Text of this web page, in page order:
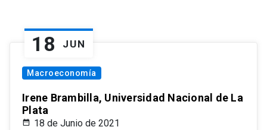
18 JUN
Macroeconomía
Irene Brambilla, Universidad Nacional de La
Plata
18 de Junio de 2021